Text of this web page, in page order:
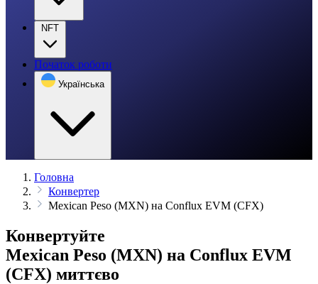
NFT
Початок роботи
Українська
Головна
Конвертер
Mexican Peso (MXN) на Conflux EVM (CFX)
Конвертуйте
Mexican Peso (MXN) на Conflux EVM
(CFX) миттєво